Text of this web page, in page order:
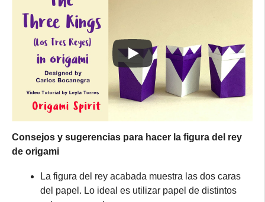
Consejos y sugerencias para hacer la figura del rey
de origami
La figura del rey acabada muestra las dos caras
del papel. Lo ideal es utilizar papel de distintos